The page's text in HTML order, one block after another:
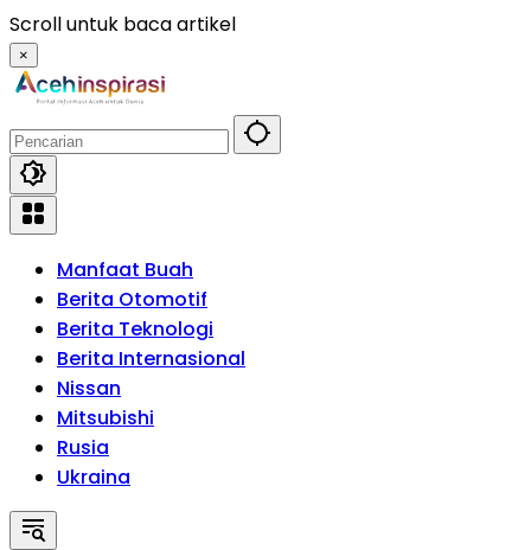
Langsung
ke
konten
Scroll untuk baca artikel
×
Manfaat Buah
Berita Otomotif
Berita Teknologi
Berita Internasional
Nissan
Mitsubishi
Rusia
Ukraina